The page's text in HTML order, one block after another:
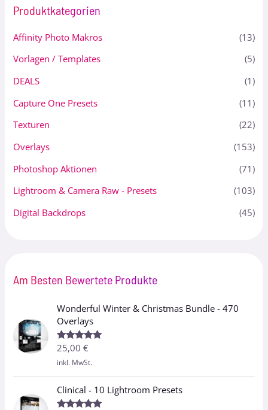
Produktkategorien
Affinity Photo Makros
(13)
Vorlagen / Templates
(5)
DEALS
(1)
Capture One Presets
(11)
Texturen
(22)
Overlays
(153)
Photoshop Aktionen
(71)
Lightroom & Camera Raw - Presets
(103)
Digital Backdrops
(45)
Am Besten Bewertete Produkte
Wonderful Winter & Christmas Bundle - 470
Overlays
Bewertet
mit
von 5
25,00€
inkl. MwSt.
Clinical - 10 Lightroom Presets